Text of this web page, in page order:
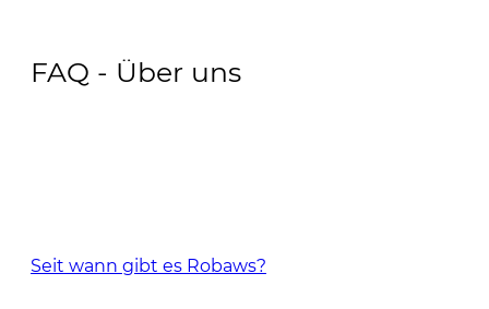
FAQ - Über uns
Seit wann gibt es Robaws?